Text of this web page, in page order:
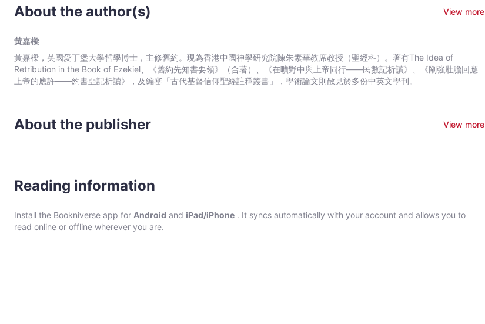
About the author(s) View more
黃嘉樑
黃嘉樑，英國愛丁堡大學哲學博士，主修舊約。現為香港中國神學研究院陳朱素華教席教授（聖經科）。著有The Idea of
Retribution in the Book of Ezekiel、《舊約先知書要領》（合著）、《在曠野中與上帝同行——民數記析讀》、《剛強壯膽回應
上帝的應許——約書亞記析讀》，及編審「古代基督信仰聖經註釋叢書」，學術論文則散見於多份中英文學刊。
About the publisher View more
Reading information
Install the Bookniverse app for Android and iPad/iPhone . It syncs automatically with your account and allows you to
read online or offline wherever you are.